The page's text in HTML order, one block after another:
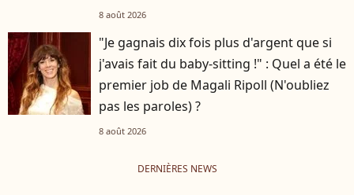
Hardy
8 août 2026
"Je gagnais dix fois plus d'argent que si
j'avais fait du baby-sitting !" : Quel a été le
premier job de Magali Ripoll (N'oubliez
pas les paroles) ?
8 août 2026
DERNIÈRES NEWS